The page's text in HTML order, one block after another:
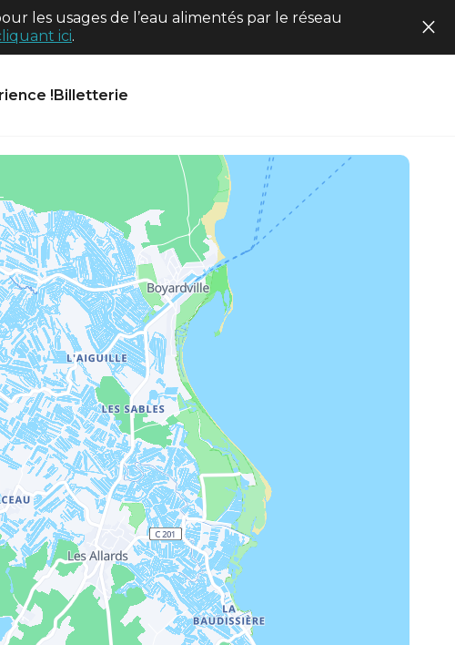
les usages de l’eau alimentés par le réseau
ici.
!Billetterie